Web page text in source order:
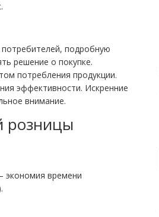
подробную
решение о покупке.
потребления продукции.
эффективности. Искренние
внимание.
розницы
экономия времени